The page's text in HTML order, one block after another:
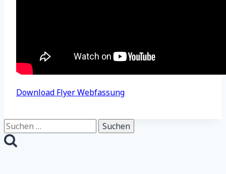
Download Flyer Webfassung
Suchen
nach: